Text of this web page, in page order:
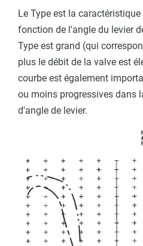
Le Type est la
fonction de l'angle du levier
Type est grand (qui
plus le débit de la valve est
courbe est également
ou moins progressives dans
d'angle de levier.